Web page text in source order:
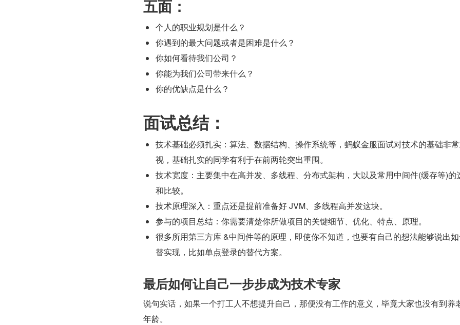
五面：
个人的职业规划是什么？
你遇到的最大问题或者是困难是什么？
你如何看待我们公司？
你能为我们公司带来什么？
你的优缺点是什么？
面试总结：
技术基础必须扎实：算法、数据结构、操作系统等，蚂蚁金服面试对技术的基础非
视，基础扎实的同学有利于在前两轮突出重围。
技术宽度：主要集中在高并发、多线程、分布式架构，大以及常用中间件(缓存等)的
和比较。
技术原理深入：重点还是提前准备好 JVM、多线程高并发这块。
参与的项目总结：你需要清楚你所做项目的关键细节、优化、特点、原理。
很多所用第三方库 &中间件等的原理，即使你不知道，也要有自己的想法能够说出
替实现，比如单点登录的替代方案。
最后如何让自己一步步成为技术专家
说句实话，如果一个打工人不想提升自己，那便没有工作的意义，毕竟大家也没有到养
年龄。